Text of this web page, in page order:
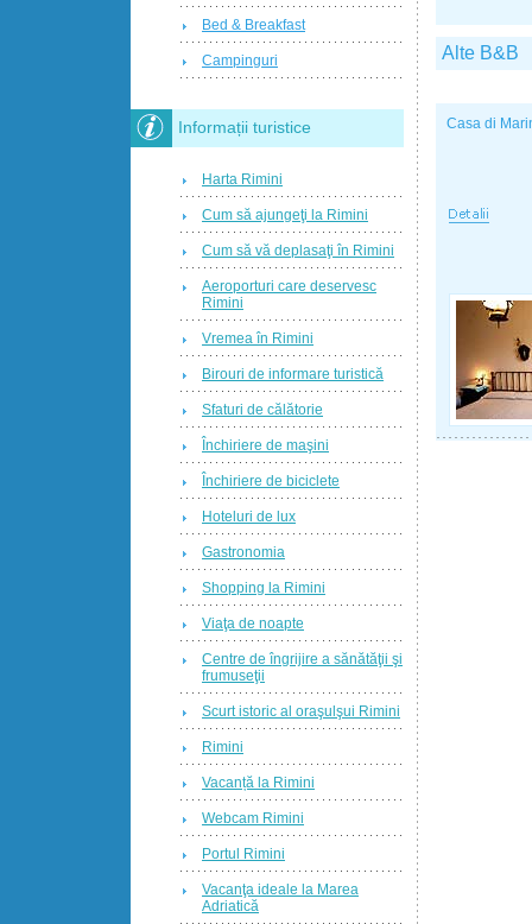
Alte B&B
Casa di
Bed & Breakfast
Campinguri
Informații turistice
Harta Rimini
Cum să ajungeţi la Rimini
Cum să vă deplasaţi în Rimini
Aeroporturi care deservesc
Rimini
Vremea în Rimini
Birouri de informare turistică
Sfaturi de călătorie
Închiriere de maşini
Închiriere de biciclete
Hoteluri de lux
Gastronomia
Shopping la Rimini
Viaţa de noapte
Centre de îngrijire a sănătăţii şi
frumuseţii
Scurt istoric al oraşulşui Rimini
Rimini
Vacanță la Rimini
Webcam Rimini
Portul Rimini
Vacanţa ideale la Marea
Adriatică